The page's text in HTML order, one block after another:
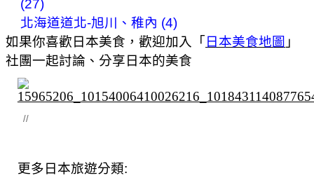
(27)
北海道道北-旭川、稚內 (4)
如果你喜歡日本美食，歡迎加入「 日本美食地圖 」
社團一起討論、分享日本的美食
//
更多日本旅遊分類: